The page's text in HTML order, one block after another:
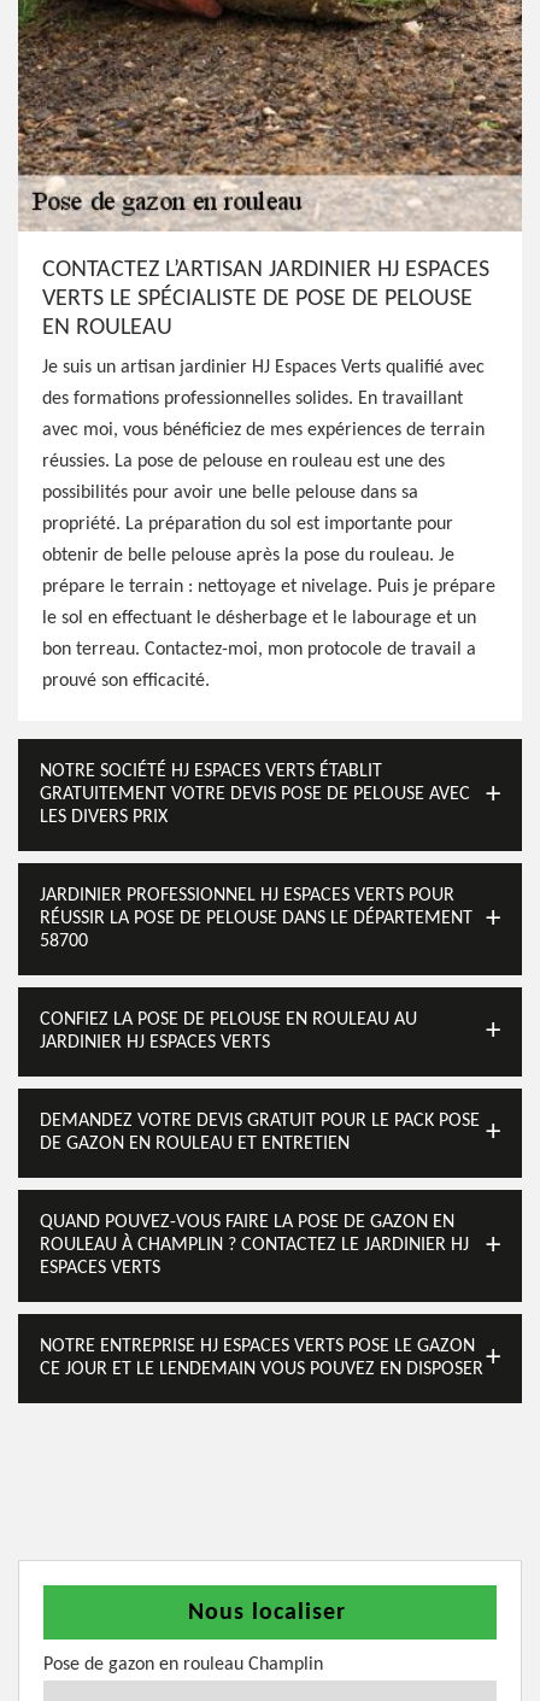
CONTACTEZ L’ARTISAN JARDINIER HJ ESPACES
VERTS LE SPÉCIALISTE DE POSE DE PELOUSE
EN ROULEAU
Je suis un artisan jardinier HJ Espaces Verts qualifié avec
des formations professionnelles solides. En travaillant
avec moi, vous bénéficiez de mes expériences de terrain
réussies. La pose de pelouse en rouleau est une des
possibilités pour avoir une belle pelouse dans sa
propriété. La préparation du sol est importante pour
obtenir de belle pelouse après la pose du rouleau. Je
prépare le terrain : nettoyage et nivelage. Puis je prépare
le sol en effectuant le désherbage et le labourage et un
bon terreau. Contactez-moi, mon protocole de travail a
prouvé son efficacité.
NOTRE SOCIÉTÉ HJ ESPACES VERTS ÉTABLIT
GRATUITEMENT VOTRE DEVIS POSE DE PELOUSE AVEC
LES DIVERS PRIX
JARDINIER PROFESSIONNEL HJ ESPACES VERTS POUR
RÉUSSIR LA POSE DE PELOUSE DANS LE DÉPARTEMENT
58700
CONFIEZ LA POSE DE PELOUSE EN ROULEAU AU
JARDINIER HJ ESPACES VERTS
DEMANDEZ VOTRE DEVIS GRATUIT POUR LE PACK POSE
DE GAZON EN ROULEAU ET ENTRETIEN
QUAND POUVEZ-VOUS FAIRE LA POSE DE GAZON EN
ROULEAU À CHAMPLIN ? CONTACTEZ LE JARDINIER HJ
ESPACES VERTS
NOTRE ENTREPRISE HJ ESPACES VERTS POSE LE GAZON
CE JOUR ET LE LENDEMAIN VOUS POUVEZ EN DISPOSER
Nous localiser
Pose de gazon en rouleau Champlin